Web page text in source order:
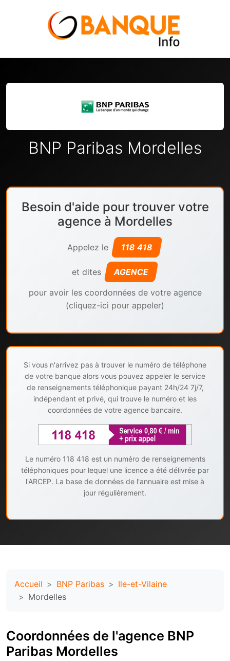
BNP Paribas Mordelles
Besoin d'aide pour trouver votre
agence à Mordelles
Appelez le 118 418
et dites AGENCE
pour avoir les coordonnées de votre agence
(cliquez-ici pour appeler)
Si vous n'arrivez pas à trouver le numéro de téléphone
de votre banque alors vous pouvez appeler le service
de renseignements téléphonique payant 24h/24 7j/7,
indépendant et privé, qui trouve le numéro et les
coordonnées de votre agence bancaire.
Le numéro 118 418 est un numéro de renseignements
téléphoniques pour lequel une licence a été délivrée par
l'ARCEP. La base de données de l'annuaire est mise à
jour régulièrement.
Accueil BNP Paribas
Ile-et-Vilaine
Mordelles
Coordonnées de l'agence BNP
Paribas Mordelles